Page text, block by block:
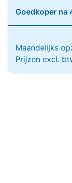
Goedkoper na
Maandelijks
Prijzen excl.